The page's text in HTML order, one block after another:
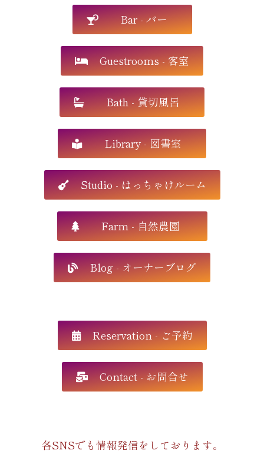
Bar - バー
Guestrooms - 客室
Bath - 貸切風呂
Library - 図書室
Studio - はっちゃけルーム
Farm - 自然農園
Blog - オーナーブログ
Reservation - ご予約
Contact - お問合せ
各SNSでも情報発信をしております。